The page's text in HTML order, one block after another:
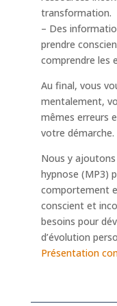
transformation.
– Des
prendre
comprendre les
Au final, vous
mentalement,
mêmes erreurs
votre démarche.
Nous y ajoutons
hypnose (MP3)
comportement
conscient et
besoins pour
d’évolution
Présentation